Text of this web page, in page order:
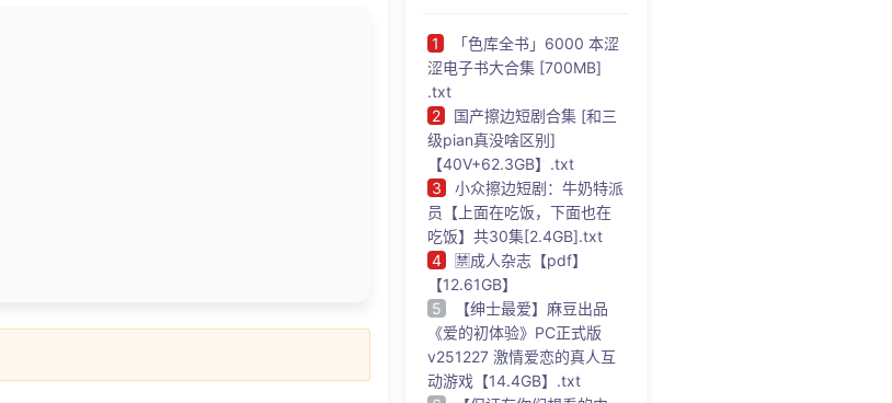
1
「色库全书」6000 本涩
涩电子书大合集 [700MB]
.txt
2
国产擦边短剧合集 [和三
级pian真没啥区别]
【40V+62.3GB】.txt
3
小众擦边短剧：牛奶特派
员【上面在吃饭，下面也在
吃饭】共30集[2.4GB].txt
4
🈲成人杂志【pdf】
【12.61GB】
5
【绅士最爱】麻豆出品
《爱的初体验》PC正式版
v251227 激情爱恋的真人互
动游戏【14.4GB】.txt